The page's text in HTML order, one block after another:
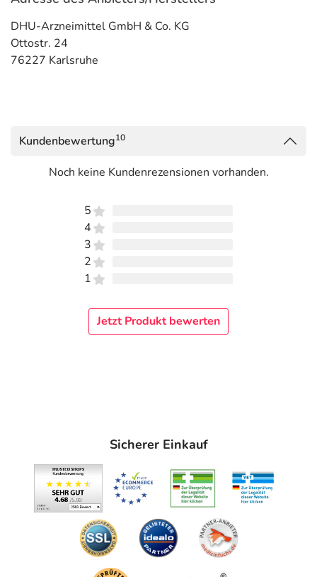
DHU-Arzneimittel GmbH & Co. KG
Ottostr. 24
76227 Karlsruhe
Kundenbewertung10
Noch keine Kundenrezensionen vorhanden.
5
4
3
2
1
Jetzt Produkt bewerten
Sicherer Einkauf